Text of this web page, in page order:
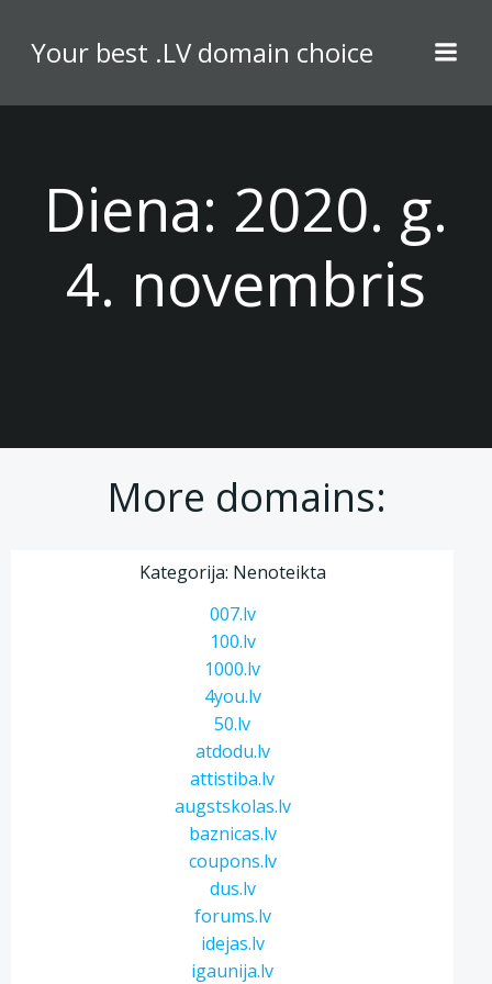
content
Your best .LV domain choice
Diena: 2020. g.
4. novembris
More domains:
Kategorija: Nenoteikta
007.lv
100.lv
1000.lv
4you.lv
50.lv
atdodu.lv
attistiba.lv
augstskolas.lv
baznicas.lv
coupons.lv
dus.lv
forums.lv
idejas.lv
igaunija.lv